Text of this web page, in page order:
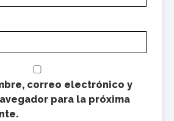
correo electrónico y
para la próxima